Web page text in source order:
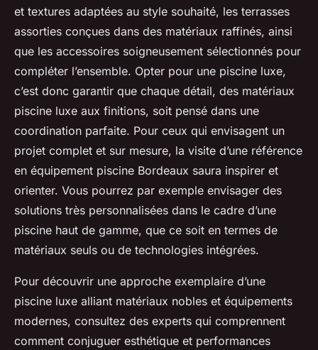
et textures adaptées au style souhaité, les terrasses
assorties conçues dans des matériaux raffinés, ainsi
que les accessoires soigneusement sélectionnés pour
compléter l’ensemble. Opter pour une piscine luxe,
c’est donc garantir que chaque détail, des matériaux
piscine luxe aux finitions, soit pensé dans une
coordination parfaite. Pour ceux qui envisagent un
projet complet et sur mesure, la visite d’une référence
en équipement piscine Bordeaux saura inspirer et
orienter. Vous pourrez par exemple envisager des
solutions très personnalisées dans le cadre d’une
piscine haut de gamme, que ce soit en termes de
matériaux seuls ou de technologies intégrées.
Pour découvrir une approche exemplaire d’une
piscine luxe alliant matériaux nobles et équipements
modernes, consultez des experts qui comprennent
comment conjuguer esthétique et performances